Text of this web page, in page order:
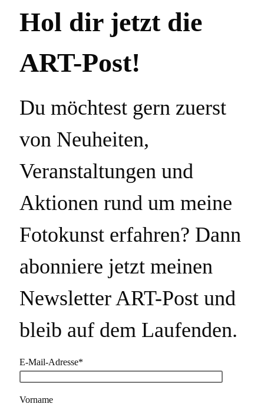
Hol dir jetzt die
ART-Post!
Du möchtest gern zuerst
von Neuheiten,
Veranstaltungen und
Aktionen rund um meine
Fotokunst erfahren? Dann
abonniere jetzt meinen
Newsletter ART-Post und
bleib auf dem Laufenden.
E-Mail-Adresse*
Vorname